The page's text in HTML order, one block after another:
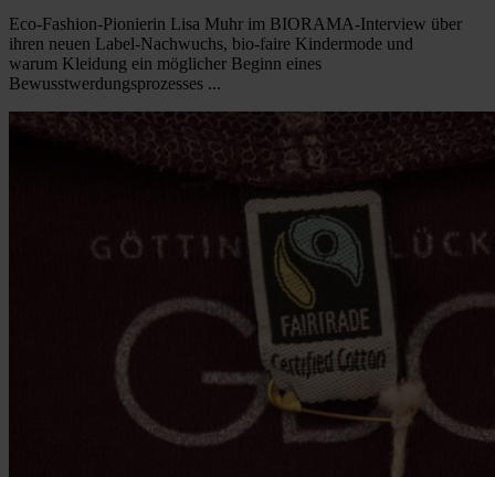
Eco-Fashion-Pionierin Lisa Muhr im BIORAMA-Interview über
ihren neuen Label-Nachwuchs, bio-faire Kindermode und
warum Kleidung ein möglicher Beginn eines
Bewusstwerdungsprozesses ...